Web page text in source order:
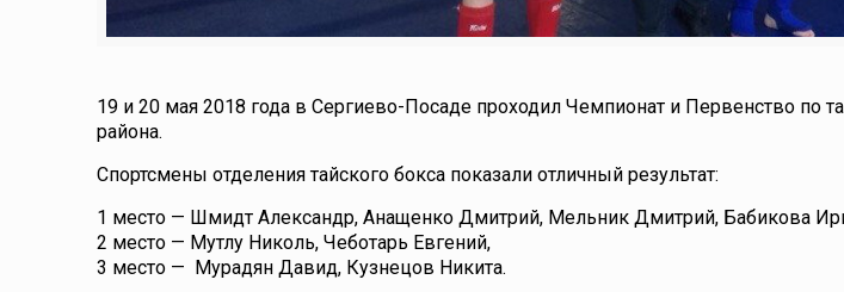
19 и 20 мая 2018 года в Сергиево-Посаде проходил Чемпионат и Первенство по
района.
Спортсмены отделения тайского бокса показали отличный результат:
1 место — Шмидт Александр, Анащенко Дмитрий, Мельник Дмитрий, Бабикова
2 место — Мутлу Николь, Чеботарь Евгений,
3 место — Мурадян Давид, Кузнецов Никита.